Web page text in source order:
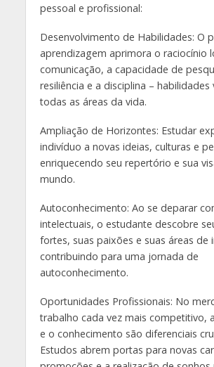
pessoal e profissional:
Desenvolvimento de Habilidades: O
aprendizagem aprimora o raciocínio
comunicação, a capacidade de
resiliência e a disciplina – habilidades
todas as áreas da vida.
Ampliação de Horizontes: Estudar
indivíduo a novas ideias, culturas e
enriquecendo seu repertório e sua
mundo.
Autoconhecimento: Ao se deparar
intelectuais, o estudante descobre
fortes, suas paixões e suas áreas de
contribuindo para uma jornada de
autoconhecimento.
Oportunidades Profissionais: No
trabalho cada vez mais competitivo,
e o conhecimento são diferenciais
Estudos abrem portas para novas